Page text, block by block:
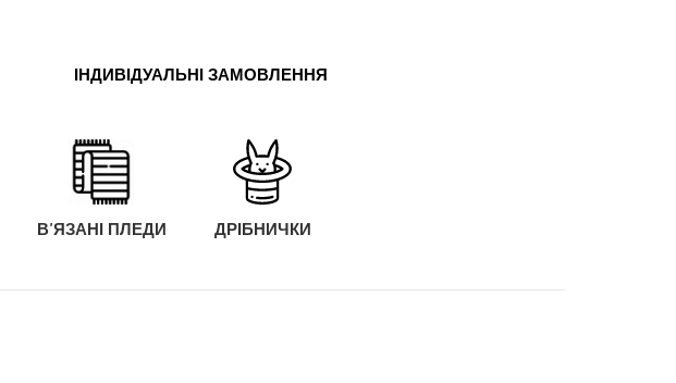
ІНДИВІДУАЛЬНІ ЗАМОВЛЕННЯ
В'ЯЗАНІ ПЛЕДИ ДРІБНИЧКИ